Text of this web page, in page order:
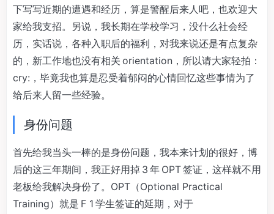
下写写近期的遭遇和经历，算是警醒后来人吧，也欢迎大
家给我支招。另说，我长期在学校学习，没什么社会经
历，实话说，各种入职后的福利，对我来说还是有点复杂
的，新工作地也没有相关 orientation，所以请大家轻拍：
cry:，毕竟我也算是忍受着郁闷的心情回忆这些事情为了
给后来人留一些经验。
身份问题
首先给我当头一棒的是身份问题，我本来计划的很好，博
后的这三年期间，我正好用掉 3 年 OPT 签证，这样就不用
老板给我解决身份了。OPT（Optional Practical
Training）就是 F 1 学生签证的延期，对于